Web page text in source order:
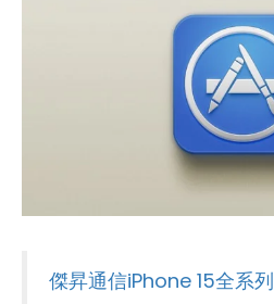
傑昇通信iPhone 15全系列